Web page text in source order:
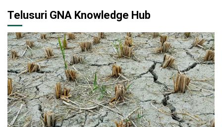
Telusuri GNA Knowledge Hub